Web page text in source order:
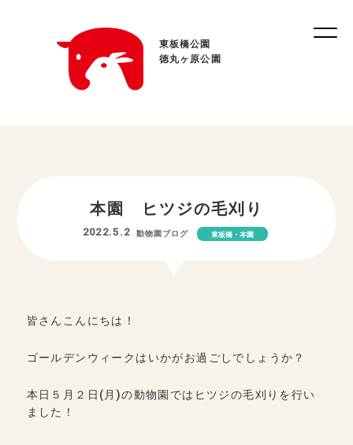
東板橋公園
徳丸ヶ原公園
本園 ヒツジの毛刈り
2022.5.2 動物園ブログ 東板橋・本園
皆さんこんにちは！
ゴールデンウィークはいかがお過ごしでしょうか？
本日５月２日(月)の動物園ではヒツジの毛刈りを行い
ました！